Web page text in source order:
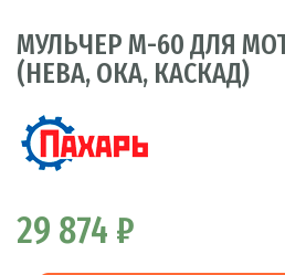
МУЛЬЧЕР М-60 ДЛЯ
(НЕВА, ОКА, КАСКАД)
29 874 ₽